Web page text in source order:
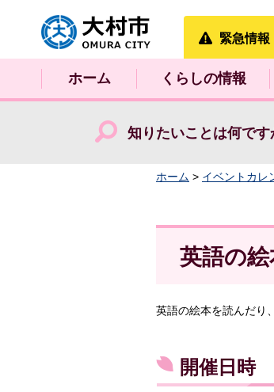
大村市
緊急情報
ホーム くらしの情報
知りたいことは何です
ホーム > イベントカレ
英語の
英語の絵本を読んだり
開催日時